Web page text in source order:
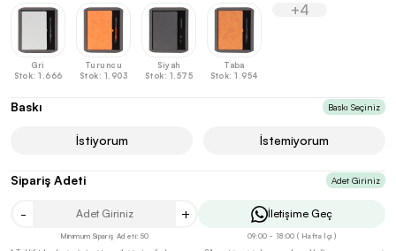
Sonraki Adıma İlerle
Gri
Stok: 1.666
Turuncu
Stok: 1.903
Siyah
Stok: 1.575
Taba
Stok: 1.954
+4
Baskı Baskı Seçiniz
İstiyorum İstemiyorum
Sipariş Adeti Adet Giriniz
- +
Minimum Sipariş Adeti: 50
İletişime Geç
09:00 - 18:00 ( Hafta İçi )